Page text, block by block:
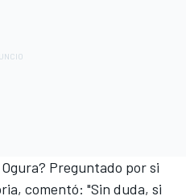
Preguntado por si
comentó: "Sin duda, si